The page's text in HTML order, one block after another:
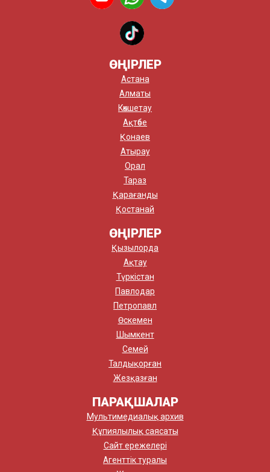
ӨҢІРЛЕР
Астана
Алматы
Көкшетау
Ақтөбе
Қонаев
Атырау
Орал
Тараз
Қарағанды
Қостанай
ӨҢІРЛЕР
Қызылорда
Ақтау
Түркістан
Павлодар
Петропавл
Өскемен
Шымкент
Семей
Талдықорған
Жезқазған
ПАРАҚШАЛАР
Мультимедиалық архив
Құпиялылық саясаты
Сайт ережелері
Агенттік туралы